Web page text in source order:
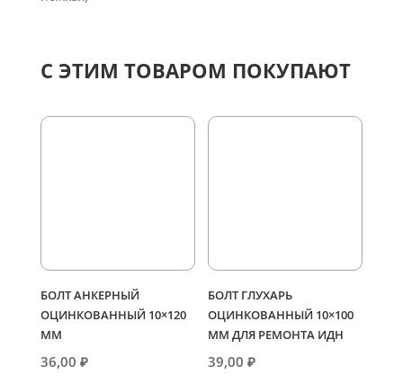
С ЭТИМ ТОВАРОМ ПОКУПАЮТ
БОЛТ АНКЕРНЫЙ
ОЦИНКОВАННЫЙ 10×120
ММ
36,00 ₽
БОЛТ ГЛУХАРЬ
ОЦИНКОВАННЫЙ 10×100
ММ ДЛЯ РЕМОНТА ИДН
39,00₽